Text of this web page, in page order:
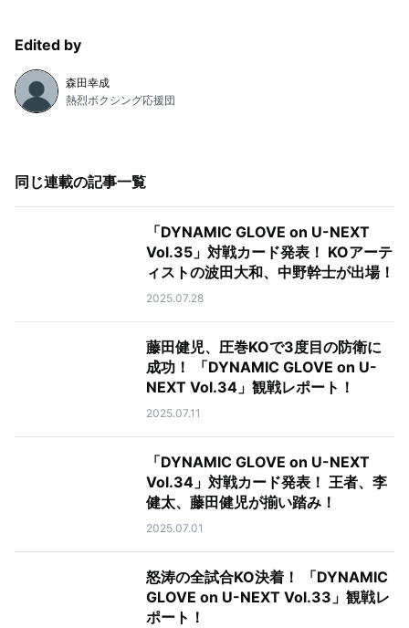
Edited by
森田幸成
熱烈ボクシング応援団
同じ連載の記事一覧
「DYNAMIC GLOVE on U-NEXT
Vol.35」対戦カード発表！ KOアーテ
ィストの波田大和、中野幹士が出場！
2025.07.28
藤田健児、圧巻KOで3度目の防衛に
成功！ 「DYNAMIC GLOVE on U-
NEXT Vol.34」観戦レポート！
2025.07.11
「DYNAMIC GLOVE on U-NEXT
Vol.34」対戦カード発表！ 王者、李
健太、藤田健児が揃い踏み！
2025.07.01
怒涛の全試合KO決着！ 「DYNAMIC
GLOVE on U-NEXT Vol.33」観戦レ
ポート！